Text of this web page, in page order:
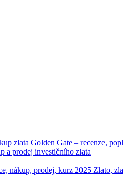
zlata Golden Gate – recenze,
a prodej investičního zlata
nákup, prodej, kurz 2025 Zlato,